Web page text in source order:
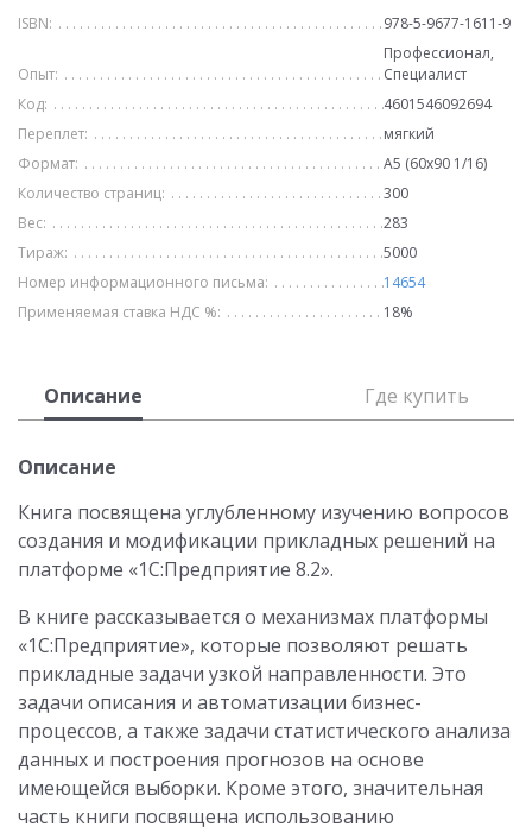
ISBN: 978-5-9677-1611-9
Опыт:
Профессионал,
Специалист
Код:
4601546092694
Переплет:
мягкий
Формат:
А5 (60х90 1/16)
Количество страниц:
300
Вес:
283
Тираж:
5000
Номер информационного письма:
14654
Применяемая ставка НДС %:
18%
Описание Где купить
Описание
Книга посвящена углубленному изучению вопросов
создания и модификации прикладных решений на
платформе «1С:Предприятие 8.2».
В книге рассказывается о механизмах платформы
«1С:Предприятие», которые позволяют решать
прикладные задачи узкой направленности. Это
задачи описания и автоматизации бизнес-
процессов, а также задачи статистического анализа
данных и построения прогнозов на основе
имеющейся выборки. Кроме этого, значительная
часть книги посвящена использованию